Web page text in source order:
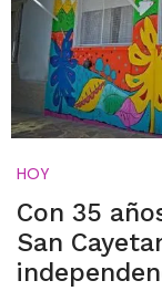
HOY
Con 35
San